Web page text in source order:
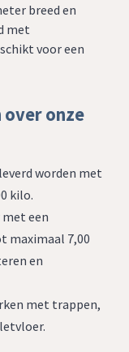
breed en
met
voor een
over onze
worden met
kilo.
een
maximaal 7,00
en
met trappen,